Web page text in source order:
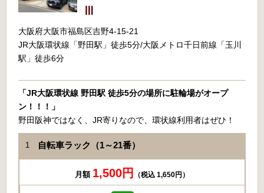
大阪府大阪市福島区吉野4-15-21
JR大阪環状線「野田駅」徒歩5分/大阪メトロ千日前線「玉川
駅」徒歩6分
「JR大阪環状線 野田駅 徒歩5分の場所に駐輪場がオープ
ン！！！」
野田阪神ではなく、JR寄りなので、環状線利用者はぜひ！
1 自転車ラック（1～21番）
月額 1,500円 （税込 1,650円）